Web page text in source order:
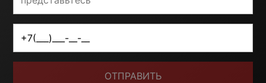
ОТПРАВИТЬ